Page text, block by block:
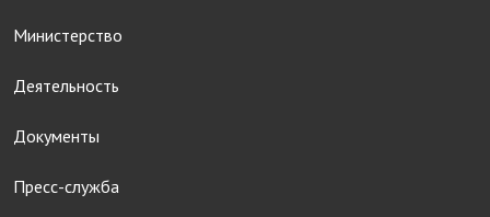
Министерство
Деятельность
Документы
Пресс-служба